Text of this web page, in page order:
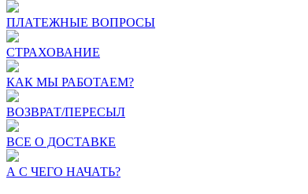
ПЛАТЕЖНЫЕ ВОПРОСЫ
СТРАХОВАНИЕ
КАК МЫ РАБОТАЕМ?
ВОЗВРАТ/ПЕРЕСЫЛ
ВСЕ О ДОСТАВКЕ
А С ЧЕГО НАЧАТЬ?